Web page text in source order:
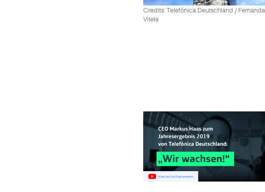
Credits: Telefónica Deutschland / Fernanda
Vilela